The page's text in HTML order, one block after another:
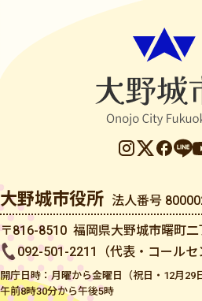
大野城市役所 法人番号
〒816-8510 福岡県大野城市曙町
092-501-2211（代表・コールセ
開庁日時：月曜から金曜日（祝日・12月29
午前8時30分から午後5時